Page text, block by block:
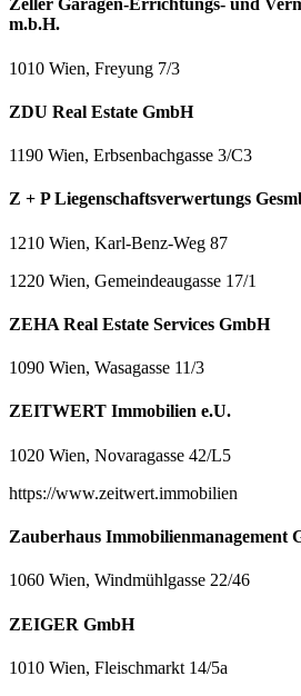
Zeller Garagen-Errichtungs- und
m.b.H.
1010 Wien, Freyung 7/3
ZDU Real Estate GmbH
1190 Wien, Erbsenbachgasse 3/C3
Z + P Liegenschaftsverwertungs
1210 Wien, Karl-Benz-Weg 87
1220 Wien, Gemeindeaugasse 17/1
ZEHA Real Estate Services GmbH
1090 Wien, Wasagasse 11/3
ZEITWERT Immobilien e.U.
1020 Wien, Novaragasse 42/L5
https://www.zeitwert.immobilien
Zauberhaus Immobilienmanagement
1060 Wien, Windmühlgasse 22/46
ZEIGER GmbH
1010 Wien, Fleischmarkt 14/5a